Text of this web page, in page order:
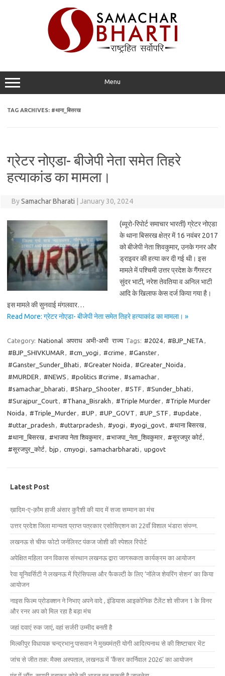
Menu
TAG ARCHIVES: #थाना_बिसरख
ग्रेटर नोएडा- बीजेपी नेता समेत तिहरे
हत्याकांड का मामला।
BySamachar Bharati January 30, 2024
(ब्यूरो-रिपोर्ट समाचार भारती) ग्रेटर नोएडा
के थाना बिसरख क्षेत्र में 16 नवंबर 2017
को बीजेपी नेता शिवकुमार, उनके गनर और
ड्राइवर की हत्या कर दी गई थी। इस
मामले में पश्चिमी उत्तर प्रदेश के गैंगस्टर
सुंदर भाटी, नरेश तेवतिया व अनिल भाटी
आदि के खिलाफ केस दर्ज किया गया है।
इस मामले की सुनवाई मंगलवार…
Read More: ग्रेटर नोएडा- बीजेपी नेता समेत तिहरे हत्याकांड का मामला। »
Category: National अपराध अभी-अभी राज्य Tags: #2024, #BJP_NETA ,
#BJP_SHIVKUMAR , #cm_yogi , #crime , #Ganster,
#Ganster_Sunder_Bhati , #Greater Noida , #Greater_Noida ,
#MURDER , #NEWS , #politics #crime , #samachar,
#samachar_bharati , #Sharp_Shooter, #STF, #Sunder_bhati ,
#Surajpur_Court, #Thana_Bisrakh , #Triple Murder, #Triple Murder
Noida , #Triple_Murder, #UP , #UP_GOVT , #UP_STF, #update ,
#uttar_pradesh , #uttarpradesh , #yogi , #yogi_govt, #थाना बिसरख,
#थाना_बिसरख, #भाजपा नेता शिवकुमार, #भाजपा_नेता_शिवकुमार, #सूरजपुर कोर्ट,
#सूरजपुर_कोर्ट, bjp , cmyogi , samacharbharati , upgovt
Latest Post
ख़ादिम-ए-क़ौम हाजी अंसार कुरैशी की याद में सजा सम्मान का मंच
उत्तर प्रदेश जिला मान्यता प्राप्त पत्रकार एसोसिएशन का 22वाँ विशाल भंडारा संपन्न.
लखनऊ से चीफ फोटो जर्नलिस्ट पंकज जोशी की स्पेशल रिपोर्ट
अपेक्षित महिला जन विकास संस्थान लखनऊ द्वारा जागरूकता कार्यक्रम का आयोजन
रेवा यूनिवर्सिटी ने लखनऊ में प्रिंसिपल्स और फैकल्टी के लिए ‘नॉलेज शेयरिंग सेशन’ का किया
आयोजन
नाइस फिल्म प्रोडक्शन ने निभाए अपने वादे , इंडियास आइकोनिक टैलेंट शो सीजन 1 के विनर
और रनर अप को मिल रहा है बड़ा मंच
जहां दवाएं रुक जाएं, वहां सर्जरी उम्मीद बनती है
मिल्कीपुर विधायक चन्द्रभानु पासवान ने मुख्यमंत्री योगी आदित्यनाथ से की शिष्टाचार भेंट
जांच से जीत तक: मैक्स अस्पताल, लखनऊ में ‘कैंसर कार्निवाल 2026’ का आयोजन